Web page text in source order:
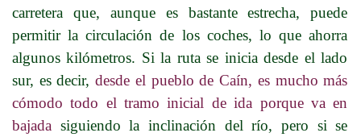
carretera que, aunque es bastante estrecha, puede
permitir la circulación de los coches, lo que ahorra
algunos kilómetros. Si la ruta se inicia desde el lado
sur, es decir,desde el pueblo de Caín, es mucho más
cómodo todo el tramo inicial de ida porque va en
bajada siguiendo la inclinación del río, pero si se